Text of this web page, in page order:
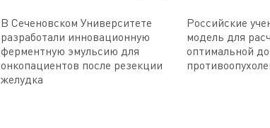
В Сеченовском Университете
разработали инновационную
ферментную эмульсию для
онкопациентов после резекции
желудка
Российские
модель для
оптимальной